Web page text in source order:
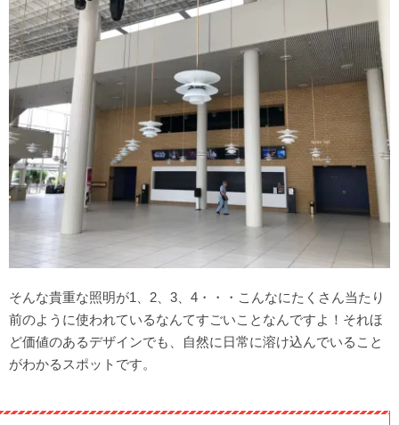
そんな貴重な照明が1、2、3、4・・・こんなにたくさん当たり
前のように使われているなんてすごいことなんですよ！それほ
ど価値のあるデザインでも、自然に日常に溶け込んでいること
がわかるスポットです。